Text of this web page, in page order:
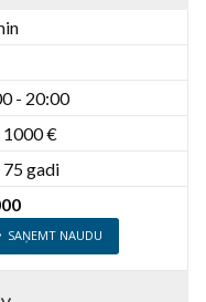
- 20:00
1000 €
75 gadi
SAŅEMT NAUDU